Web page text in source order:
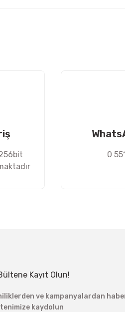
0
Kayıt Olun!
ve kampanyalardan
kaydolun